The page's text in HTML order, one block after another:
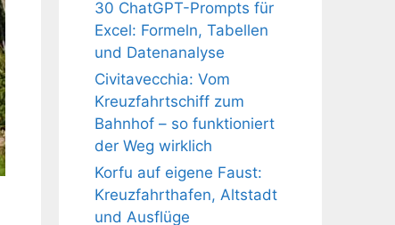
30 ChatGPT-Prompts für
Excel: Formeln, Tabellen
und Datenanalyse
Civitavecchia: Vom
Kreuzfahrtschiff zum
Bahnhof – so funktioniert
der Weg wirklich
Korfu auf eigene Faust:
Kreuzfahrthafen, Altstadt
und Ausflüge